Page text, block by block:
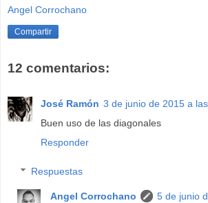
Angel Corrochano
Compartir
12 comentarios:
José Ramón 3 de junio de 2015 a
Buen uso de las diagonales
Responder
Respuestas
Angel Corrochano
5 de junio